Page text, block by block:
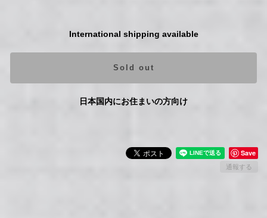
International shipping available
Sold out
日本国内にお住まいの方向け
Save
通報する